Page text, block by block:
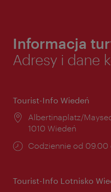
Informacja
Adresy i dane
Tourist-Info Wiedeń
Miejsce:
Albertinaplatz/
1010 Wiedeń
Godziny
Codziennie od 09.00
Tourist-Info Lotnisko